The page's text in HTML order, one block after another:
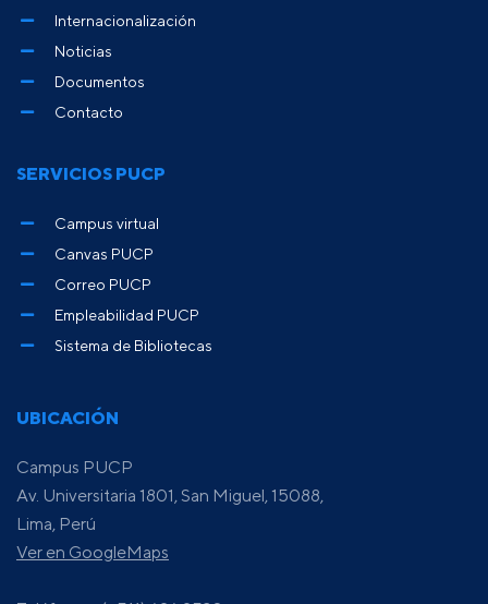
UBICACIÓN
Campus PUCP
Av. Universitaria 1801, San Miguel, 15088,
Lima, Perú
Ver en GoogleMaps
Internacionalización
Noticias
Documentos
Contacto
SERVICIOS PUCP
Campus virtual
Canvas PUCP
Correo PUCP
Empleabilidad PUCP
Sistema de Bibliotecas